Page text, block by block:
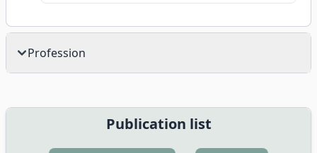
Profession
Publication list